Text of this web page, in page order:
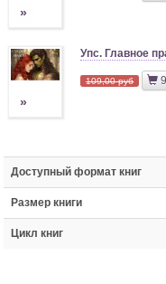
»
»
Упс. Главное
109,00 руб
Доступный формат книг
Размер книги
Цикл книг